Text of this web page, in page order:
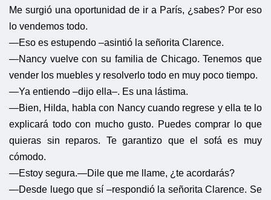
Me surgió una oportunidad de ir a París, ¿sabes? Por eso
lo vendemos todo.
—Eso es estupendo –asintió la señorita Clarence.
—Nancy vuelve con su familia de Chicago. Tenemos que
vender los muebles y resolverlo todo en muy poco tiempo.
—Ya entiendo –dijo ella–. Es una lástima.
—Bien, Hilda, habla con Nancy cuando regrese y ella te lo
explicará todo con mucho gusto. Puedes comprar lo que
quieras sin reparos. Te garantizo que el sofá es muy
cómodo.
—Estoy segura.—Dile que me llame, ¿te acordarás?
—Desde luego que sí –respondió la señorita Clarence. Se